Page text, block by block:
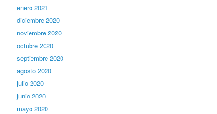
enero 2021
diciembre 2020
noviembre 2020
octubre 2020
septiembre 2020
agosto 2020
julio 2020
junio 2020
mayo 2020